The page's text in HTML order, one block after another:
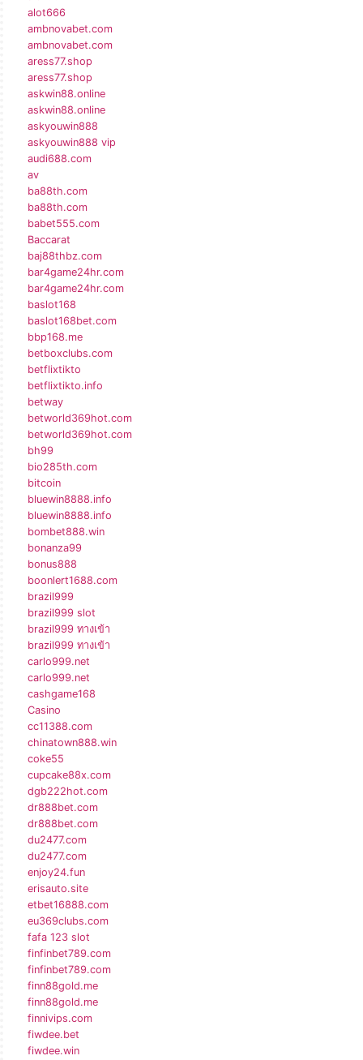
alot666
ambnovabet.com
ambnovabet.com
aress77.shop
aress77.shop
askwin88.online
askwin88.online
askyouwin888
askyouwin888 vip
audi688.com
av
ba88th.com
ba88th.com
babet555.com
Baccarat
baj88thbz.com
bar4game24hr.com
bar4game24hr.com
baslot168
baslot168bet.com
bbp168.me
betboxclubs.com
betflixtikto
betflixtikto.info
betway
betworld369hot.com
betworld369hot.com
bh99
bio285th.com
bitcoin
bluewin8888.info
bluewin8888.info
bombet888.win
bonanza99
bonus888
boonlert1688.com
brazil999
brazil999 slot
brazil999 ทางเข้า
brazil999 ทางเข้า
carlo999.net
carlo999.net
cashgame168
Casino
cc11388.com
chinatown888.win
coke55
cupcake88x.com
dgb222hot.com
dr888bet.com
dr888bet.com
du2477.com
du2477.com
enjoy24.fun
erisauto.site
etbet16888.com
eu369clubs.com
fafa 123 slot
finfinbet789.com
finfinbet789.com
finn88gold.me
finn88gold.me
finnivips.com
fiwdee.bet
fiwdee.win